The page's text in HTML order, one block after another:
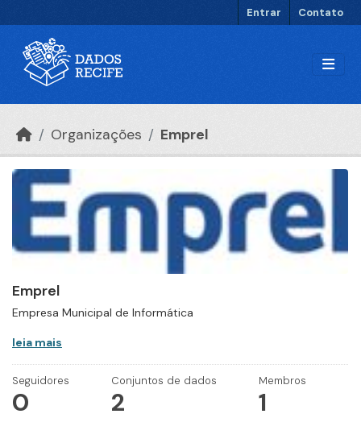
Entrar Contato
Organizações Emprel
Emprel
Empresa Municipal de Informática
leia mais
Seguidores
0
Conjuntos de dados
2
Membros
1